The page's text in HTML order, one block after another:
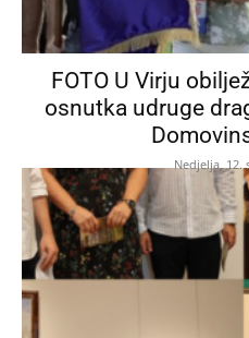
FOTO U Virju
osnutka udruge
Nedjelja, 12.